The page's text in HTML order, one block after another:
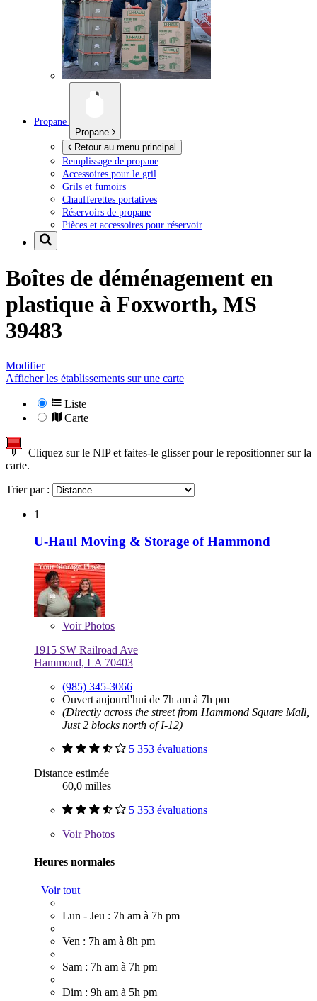
Propane
Propane
Retour au menu principal
Remplissage de propane
Accessoires pour le gril
Grils et fumoirs
Chaufferettes portatives
Réservoirs de propane
Pièces et accessoires pour réservoir
Boîtes de déménagement en
plastique à Foxworth, MS
39483
Modifier
Afficher les établissements sur une carte
Liste
Carte
Cliquez sur le NIP et faites-le glisser pour le repositionner sur la
carte.
Trier par :
1
U-Haul Moving & Storage of Hammond
VoirPhotos
1915 SW Railroad Ave
Hammond, LA 70403
(985) 345-3066
Ouvert aujourd'hui de 7h am à 7h pm
(Directly across the street from Hammond Square Mall,
Just 2 blocks north of I-12)
5 353 évaluations
Distance estimée
60,0 milles
5 353 évaluations
VoirPhotos
Heures normales
Voir tout
Lun - Jeu : 7h am à 7h pm
Ven : 7h am à 8h pm
Sam : 7h am à 7h pm
Dim : 9h am à 5h pm